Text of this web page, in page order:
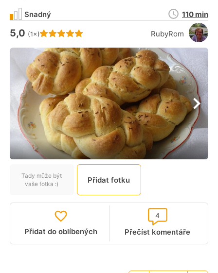
Hodnocení receptu je
5,0 (1×) RubyRom
Snadný
Doba
přípravy
110 min
Tady může být
vaše fotka :)
Přidat fotku
Přidat do oblíbených Přečíst komentáře
4